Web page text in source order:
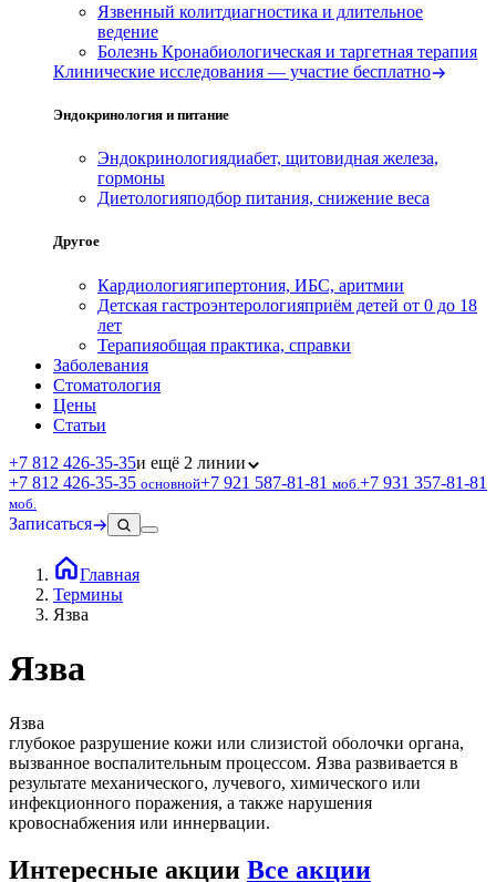
Язвенный колитдиагностика и длительное
ведение
Болезнь Кронабиологическая и таргетная терапия
Клинические исследования — участие бесплатно
Эндокринология и питание
Эндокринологиядиабет, щитовидная железа,
гормоны
Диетологияподбор питания, снижение веса
Другое
Кардиологиягипертония, ИБС, аритмии
Детская гастроэнтерологияприём детей от 0 до 18
лет
Терапияобщая практика, справки
Заболевания
Стоматология
Цены
Статьи
+7 812 426‑35‑35и ещё 2 линии
+7 812 426‑35‑35 основной+7 921 587‑81‑81 моб. +7 931 357‑81‑81
моб.
Записаться
Главная
Термины
Язва
Язва
Язва
глубокое разрушение кожи или слизистой оболочки органа,
вызванное воспалительным процессом. Язва развивается в
результате механического, лучевого, химического или
инфекционного поражения, а также нарушения
кровоснабжения или иннервации.
Интересные акции Все акции